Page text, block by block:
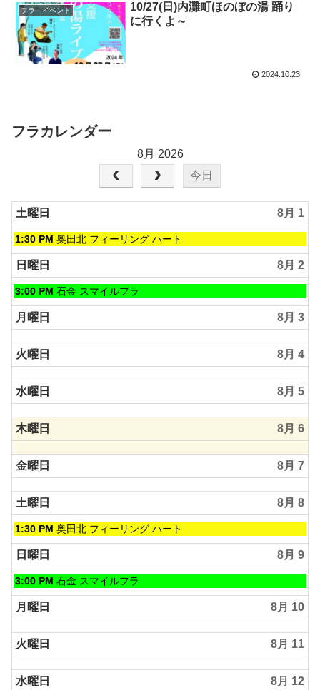
フラ イベント
10/27(日)内灘町ほのぼの湯 踊り
に行くよ～
2024.10.23
フラカレンダー
8月 2026
今日
土曜日 8月 1
土
曜
日,
8
月
1st
2026
1:30 PM 奥田北 フィーリング ハート
日曜日 8月 2
日
曜
日,
8
月
2nd
2026
3:00 PM 石金 スマイルフラ
月曜日 8月 3
火曜日 8月 4
水曜日 8月 5
木曜日 8月 6
金曜日 8月 7
土曜日 8月 8
土
曜
日,
8
月
8th
2026
1:30 PM 奥田北 フィーリング ハート
日曜日 8月 9
日
曜
日,
8
月
9th
2026
3:00 PM 石金 スマイルフラ
月曜日 8月 10
火曜日 8月 11
水曜日 8月 12